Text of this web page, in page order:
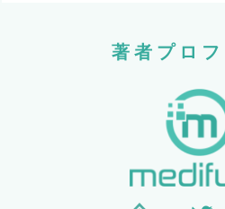
著者プロ